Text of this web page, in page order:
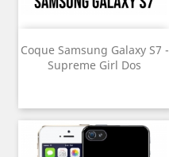
Coque Samsung Galaxy S7 -
Supreme Girl Dos